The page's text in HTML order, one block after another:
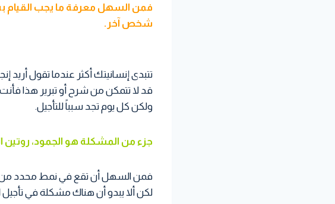
فمن السهل معرفة ما يجب القيام
شخص آخر.
تتبدى إنسانيتك أكثر عندما تقول
قد لا تتمكن من شرح أو تبرير هذا فأنت
ولكن كل يوم تجد سبباً للتأجيل.
جزء من المشكلة هو الجمود، روتين
فمن السهل أن تقع في نمط محدد من
لكن ألا يبدو أن هناك مشكلة في تأجيل